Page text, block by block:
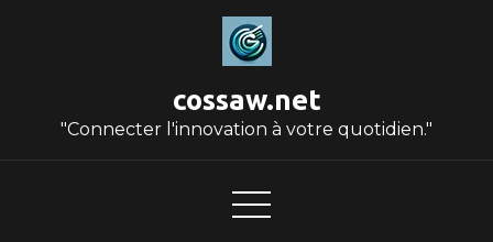
cossaw.net
"Connecter l'innovation à votre quotidien."